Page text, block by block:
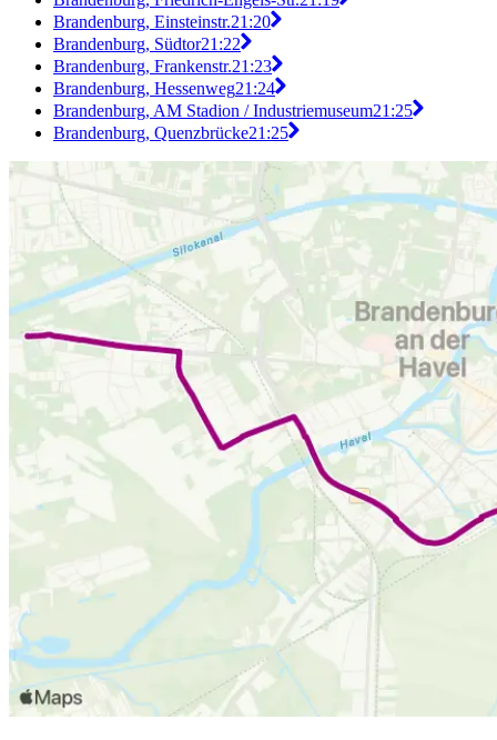
Brandenburg, Einsteinstr.21:20
Brandenburg, Südtor21:22
Brandenburg, Frankenstr.21:23
Brandenburg, Hessenweg21:24
Brandenburg, AM Stadion / Industriemuseum21:25
Brandenburg, Quenzbrücke21:25